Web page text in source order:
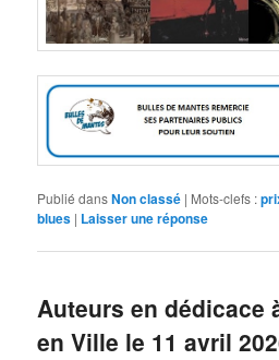
Publié dansNon classé | Mots-clefs :
blues | Laisser une réponse
Auteurs en dédicace
en Ville le 11 avril